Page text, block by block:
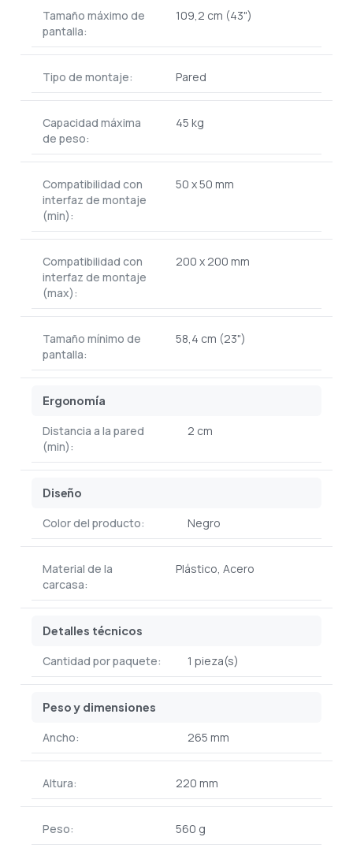
Tamaño máximo de
pantalla:
109,2 cm (43")
Tipo de montaje: Pared
Capacidad máxima
de peso:
45 kg
Compatibilidad con
interfaz de montaje
(min):
50 x 50 mm
Compatibilidad con
interfaz de montaje
(max):
200 x 200 mm
Tamaño mínimo de
pantalla:
58,4 cm (23")
Ergonomía
Distancia a la pared
(min):
2 cm
Diseño
Color del producto: Negro
Material de la
carcasa:
Plástico, Acero
Detalles técnicos
Cantidad por paquete: 1 pieza(s)
Peso y dimensiones
Ancho: 265 mm
Altura: 220 mm
Peso: 560 g